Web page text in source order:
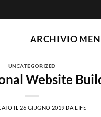
ARCHIVIO
UNCATEGORIZED
Website
IL 26 GIUGNO 2019 DA LIFE